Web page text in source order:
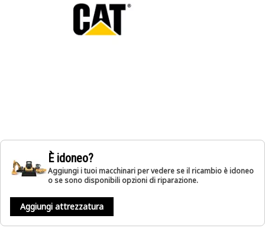
È idoneo?
Aggiungi i tuoi macchinari per vedere se il ricambio è idoneo
o se sono disponibili opzioni di riparazione.
Aggiungi attrezzatura